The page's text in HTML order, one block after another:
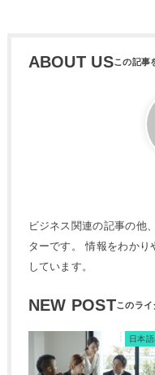
ABOUT US
ビジネス関連の記事の他
ターです。 情報をわか
しています。
NEW POST
日本